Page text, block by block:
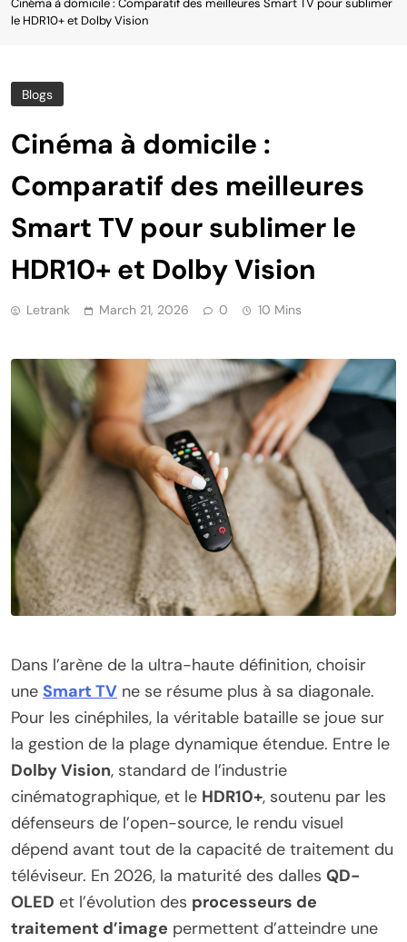
Cinéma à domicile : Comparatif des meilleures Smart TV pour sublimer
le HDR10+ et Dolby Vision
Blogs
Cinéma à domicile :
Comparatif des meilleures
Smart TV pour sublimer le
HDR10+ et Dolby Vision
Letrank March 21, 2026 0 10 Mins
Dans l’arène de la ultra-haute définition, choisir
une Smart TV ne se résume plus à sa diagonale.
Pour les cinéphiles, la véritable bataille se joue sur
la gestion de la plage dynamique étendue. Entre le
Dolby Vision, standard de l’industrie
cinématographique, et le HDR10+, soutenu par les
défenseurs de l’open-source, le rendu visuel
dépend avant tout de la capacité de traitement du
téléviseur. En 2026, la maturité des dalles QD-
OLED et l’évolution des processeurs de
traitement d’image permettent d’atteindre une